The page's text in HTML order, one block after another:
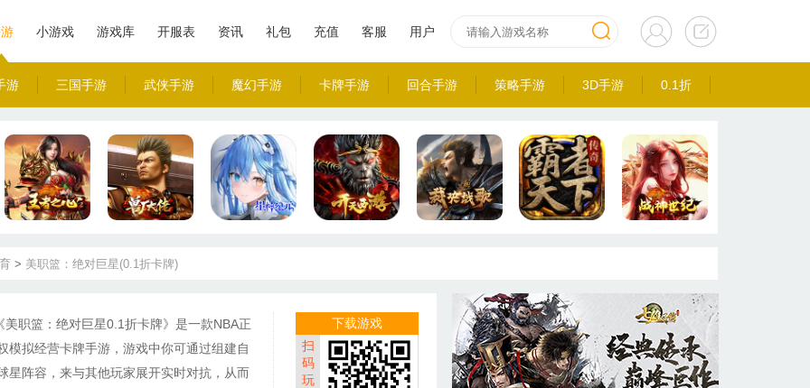
游 三国手游 武侠手游 魔幻手游 卡牌手游 回合手游 策略手游 3D手游 0.1折
小游戏 游戏库 开服表 资讯 礼包 充值 客服 用户
> 美职篮：绝对巨星(0.1折卡牌)
美职篮：绝对巨星0.1折卡牌》是一款NBA正
模拟经营卡牌手游，游戏中你可通过组建自
星阵容，来与其他玩家展开实时对抗，从而
下载游戏
扫
码
玩